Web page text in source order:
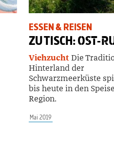
ESSEN & REISEN
ZU TISCH:OST-
ViehzuchtDie
Hinterland der
Schwarzmeerküste
bis heute in den
Region.
Mai 2019